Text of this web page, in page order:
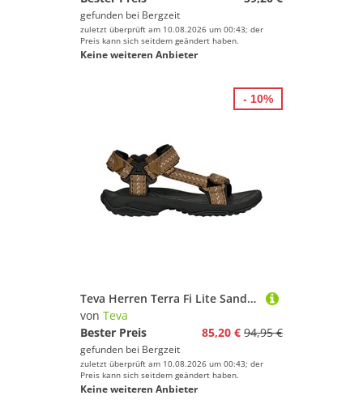
gefunden bei Bergzeit
zuletzt überprüft am 10.08.2026 um 00:43; der
Preis kann sich seitdem geändert haben.
Keine weiteren Anbieter
Teva Herren Terra Fi Lite Sandale
von Teva
Bester Preis
85,20 € 94,95 €
gefunden bei Bergzeit
zuletzt überprüft am 10.08.2026 um 00:43; der
Preis kann sich seitdem geändert haben.
Keine weiteren Anbieter
- 10%